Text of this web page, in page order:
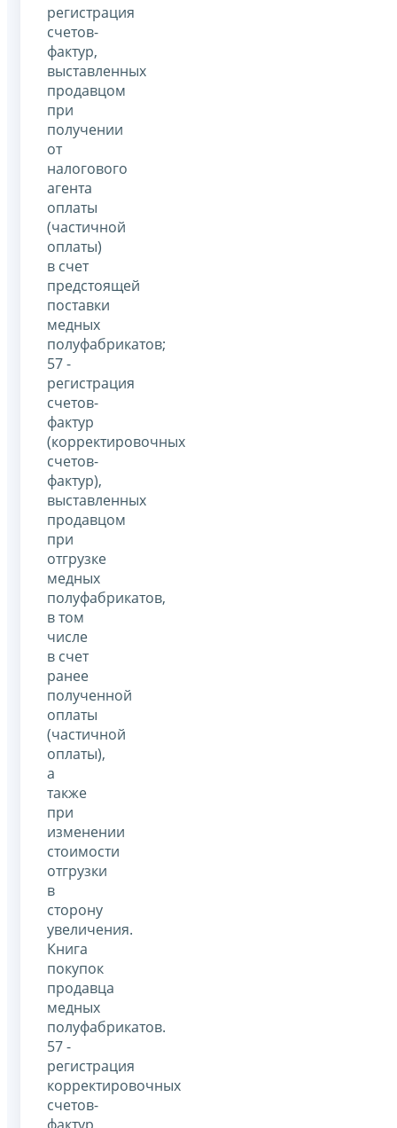
регистрация
счетов-
фактур,
выставленных
продавцом
при
получении
от
налогового
агента
оплаты
(частичной
оплаты)
в счет
предстоящей
поставки
медных
полуфабрикатов;
57 -
регистрация
счетов-
фактур
(корректировочных
счетов-
фактур),
выставленных
продавцом
при
отгрузке
медных
полуфабрикатов,
в том
числе
в счет
ранее
полученной
оплаты
(частичной
оплаты),
а
также
при
изменении
стоимости
отгрузки
в
сторону
увеличения.
Книга
покупок
продавца
медных
полуфабрикатов.
57 -
регистрация
корректировочных
счетов-